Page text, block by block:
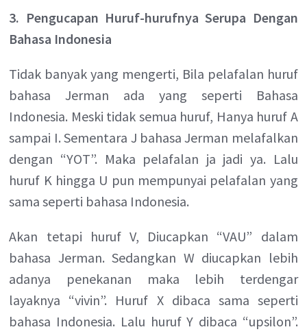
3. Pengucapan Huruf-hurufnya Serupa Dengan
Bahasa Indonesia
Tidak banyak yang mengerti, Bila pelafalan huruf
bahasa Jerman ada yang seperti Bahasa
Indonesia. Meski tidak semua huruf, Hanya huruf A
sampai I. Sementara J bahasa Jerman melafalkan
dengan “YOT”. Maka pelafalan ja jadi ya. Lalu
huruf K hingga U pun mempunyai pelafalan yang
sama seperti bahasa Indonesia.
Akan tetapi huruf V, Diucapkan “VAU” dalam
bahasa Jerman. Sedangkan W diucapkan lebih
adanya penekanan maka lebih terdengar
layaknya “vivin”. Huruf X dibaca sama seperti
bahasa Indonesia. Lalu huruf Y dibaca “upsilon”.